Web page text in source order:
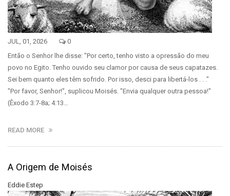
JUL, 01, 2026
0
Então o Senhor lhe disse: "Por certo, tenho visto a opressão do meu
povo no Egito. Tenho ouvido seu clamor por causa de seus capatazes.
Sei bem quanto eles têm sofrido. Por isso, desci para libertá-los . . ."
"Por favor, Senhor!", suplicou Moisés. "Envia qualquer outra pessoa!"
(Êxodo 3:7-8a; 4:13…
READ MORE
A Origem de Moisés
Eddie Estep